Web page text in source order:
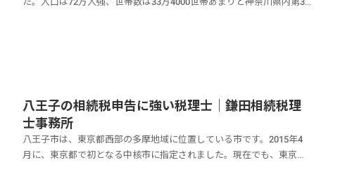
八王子の相続税申告に強い税理士｜鎌田相続税理
士事務所
八王子市は、東京都西部の多摩地域に位置している市です。2015年4
月に、東京都で初となる中核市に指定されました。現在でも、東京都